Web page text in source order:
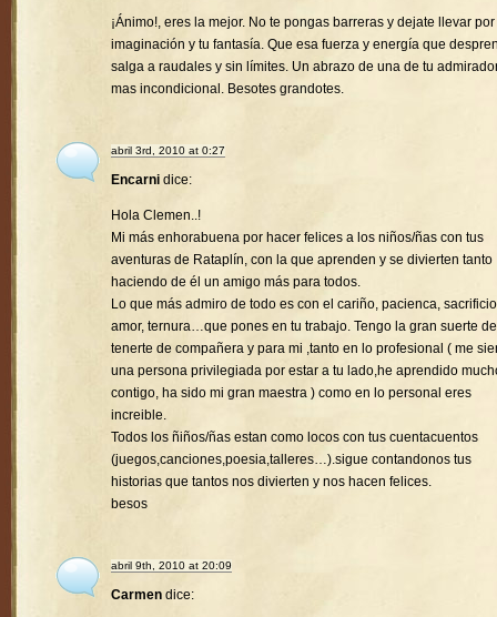
¡Ánimo!, eres la mejor. No te pongas barreras y dejate llevar por
imaginación y tu fantasía. Que esa fuerza y energía que
salga a raudales y sin límites. Un abrazo de una de tu
mas incondicional. Besotes grandotes.
abril 3rd, 2010 at 0:27
Encarni dice:
Hola Clemen..!
Mi más enhorabuena por hacer felices a los niños/ñas con tus
aventuras de Rataplín, con la que aprenden y se divierten tanto
haciendo de él un amigo más para todos.
Lo que más admiro de todo es con el cariño, pacienca,
amor, ternura…que pones en tu trabajo. Tengo la gran suerte de
tenerte de compañera y para mi ,tanto en lo profesional ( me
una persona privilegiada por estar a tu lado,he aprendido
contigo, ha sido mi gran maestra ) como en lo personal eres
increible.
Todos los ñiños/ñas estan como locos con tus cuentacuentos
(juegos,canciones,poesia,talleres…).sigue contandonos tus
historias que tantos nos divierten y nos hacen felices.
besos
abril 9th, 2010 at 20:09
Carmen dice: